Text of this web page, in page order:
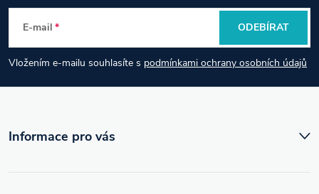
p
a
t
E-mail
Vložením e-mailu souhlasíte s podmínkami ochrany osobních údajů
ODEBÍRAT
Informace pro vás